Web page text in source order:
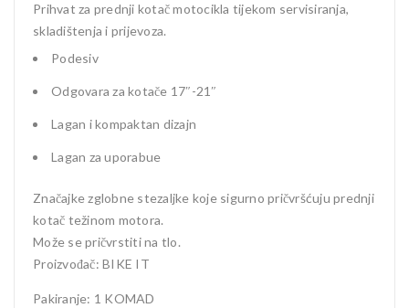
Prihvat za prednji kotač motocikla tijekom servisiranja,
skladištenja i prijevoza.
Podesiv
Odgovara za kotače 17″-21″
Lagan i kompaktan dizajn
Lagan za uporabue
Značajke zglobne stezaljke koje sigurno pričvršćuju prednji
kotač težinom motora.
Može se pričvrstiti na tlo.
Proizvođač: BIKE IT
Pakiranje: 1 KOMAD